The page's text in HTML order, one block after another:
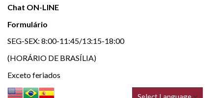
Chat ON-LINE
Formulário
SEG-SEX: 8:00-11:45/13:15-18:00
(HORÁRIO DE BRASÍLIA)
Exceto feriados